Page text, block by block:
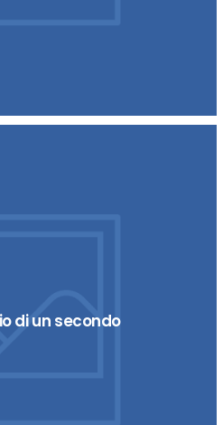
di un secondo